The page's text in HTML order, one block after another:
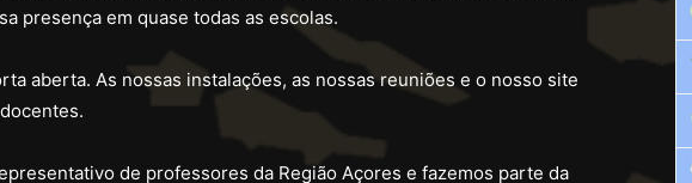
presença em quase todas as escolas.
aberta. As nossas instalações, as nossas reuniões e o nosso site
de professores da Região Açores e fazemos parte da